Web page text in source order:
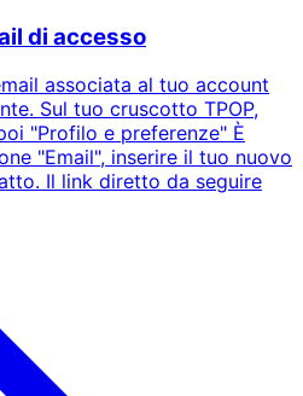
di accesso
associata al tuo account
Sul tuo cruscotto TPOP,
"Profilo e preferenze" È
"Email", inserire il tuo nuovo
Il link diretto da seguire